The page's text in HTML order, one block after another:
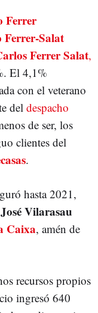
Ferrer
Ferrer-Salat
Ferrer Salat,
El 4,1%
con el veterano
deldespacho
de ser, los
clientes del
.
hasta 2021,
José Vilarasau
Caixa, amén de
recursos propios
ingresó 640